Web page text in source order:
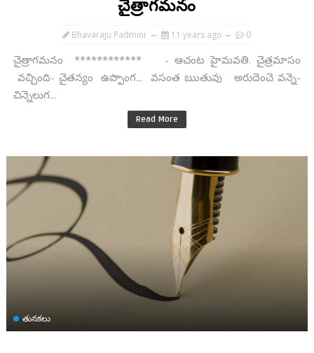
చైత్రాగమనం
Bhavaraju Padmini 11 years ago 0
చైత్రాగమనం ************ - ఆచంట హైమవతి. చైత్రమాసం
వచ్చింది- చైతన్యం ఉప్పొంగ... వసంత ఋతువు అరుదెంచె వన్నె-
చిన్నెలుగ...
Read More
తునకలు